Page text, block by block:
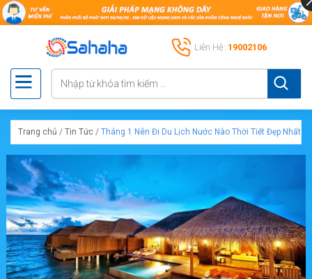
Liên Hệ: 19002106
Trang chủ / Tin Tức / Tháng 1 Nên Đi Du Lịch Nước Nào Thời Tiết Đẹp Nhất